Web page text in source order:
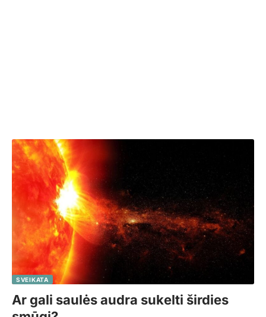
SVEIKATA
Ar gali saulės audra sukelti širdies